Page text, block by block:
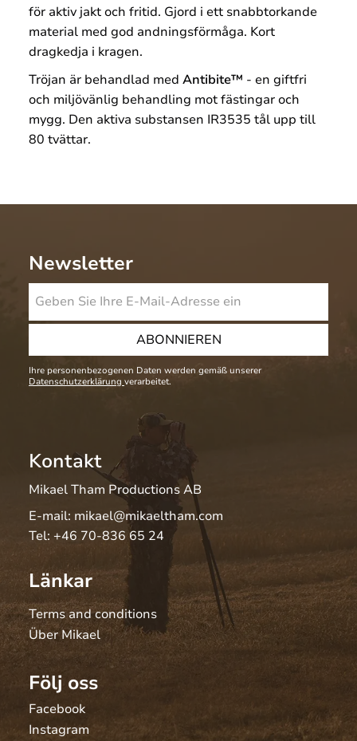
för aktiv jakt och fritid. Gjord i ett snabbtorkande
material med god andningsförmåga. Kort
dragkedja i kragen.
Tröjan är behandlad med Antibite™ - en giftfri
och miljövänlig behandling mot fästingar och
mygg. Den aktiva substansen IR3535 tål upp till
80 tvättar.
Newsletter
ABONNIEREN
Ihre personenbezogenen Daten werden gemäß unserer
Datenschutzerklärung verarbeitet.
Kontakt
Mikael Tham Productions AB
E-mail: mikael@mikaeltham.com
Tel: +46 70-836 65 24
Länkar
Terms and conditions
Über Mikael
Följ oss
Facebook
Instagram